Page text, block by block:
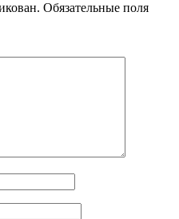
Обязательные поля